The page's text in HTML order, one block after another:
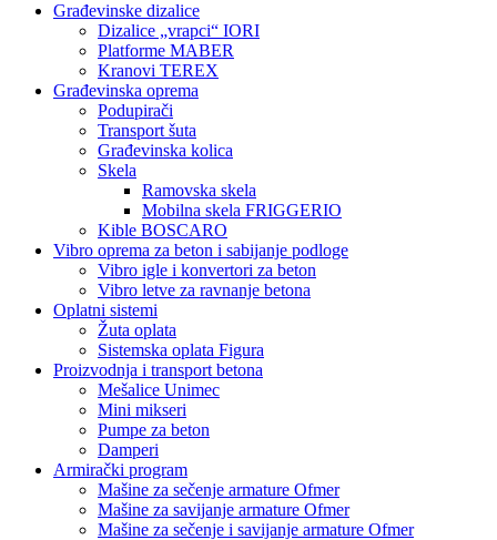
Građevinske dizalice
Dizalice „vrapci“ IORI
Platforme MABER
Kranovi TEREX
Građevinska oprema
Podupirači
Transport šuta
Građevinska kolica
Skela
Ramovska skela
Mobilna skela FRIGGERIO
Kible BOSCARO
Vibro oprema za beton i sabijanje podloge
Vibro igle i konvertori za beton
Vibro letve za ravnanje betona
Oplatni sistemi
Žuta oplata
Sistemska oplata Figura
Proizvodnja i transport betona
Mešalice Unimec
Mini mikseri
Pumpe za beton
Damperi
Armirački program
Mašine za sečenje armature Ofmer
Mašine za savijanje armature Ofmer
Mašine za sečenje i savijanje armature Ofmer